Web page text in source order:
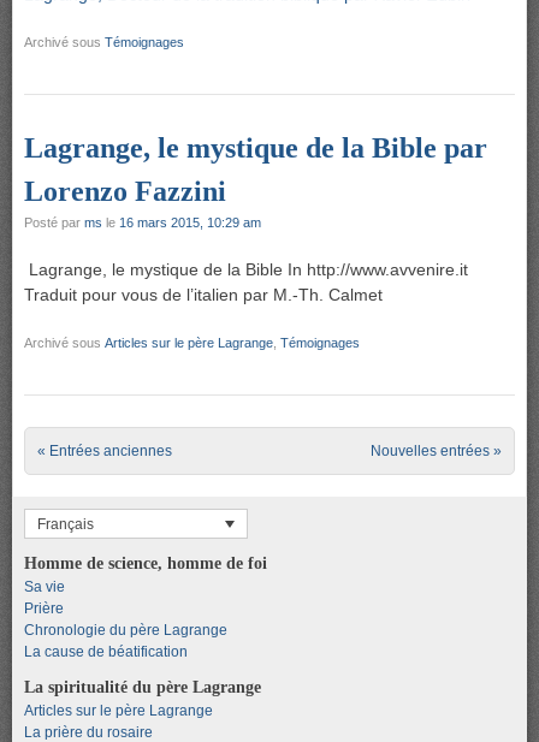
Archivé sous Témoignages
Lagrange, le mystique de la Bible par
Lorenzo Fazzini
Posté par ms le 16 mars 2015, 10:29 am
Lagrange, le mystique de la Bible In http://www.avvenire.it
Traduit pour vous de l’italien par M.-Th. Calmet
Archivé sous Articles sur le père Lagrange Témoignages
Post navigation
« Entrées anciennes Nouvelles entrées »
Français
Homme de science, homme de foi
Sa vie
Prière
Chronologie du père Lagrange
La cause de béatification
La spiritualité du père Lagrange
Articles sur le père Lagrange
La prière du rosaire